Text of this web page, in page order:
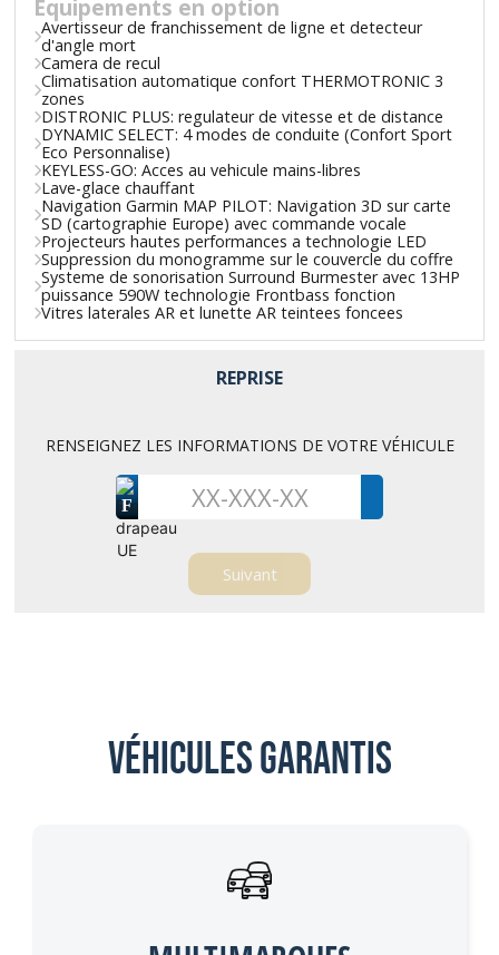
Équipements en option
Avertisseur de franchissement de ligne et detecteur
d'angle mort
Camera de recul
Climatisation automatique confort THERMOTRONIC 3
zones
DISTRONIC PLUS: regulateur de vitesse et de distance
DYNAMIC SELECT: 4 modes de conduite (Confort Sport
Eco Personnalise)
KEYLESS-GO: Acces au vehicule mains-libres
Lave-glace chauffant
Navigation Garmin MAP PILOT: Navigation 3D sur carte
SD (cartographie Europe) avec commande vocale
Projecteurs hautes performances a technologie LED
Suppression du monogramme sur le couvercle du coffre
Systeme de sonorisation Surround Burmester avec 13HP
puissance 590W technologie Frontbass fonction
Vitres laterales AR et lunette AR teintees foncees
REPRISE
RENSEIGNEZ LES INFORMATIONS DE VOTRE VÉHICULE
F
Véhicules garantis